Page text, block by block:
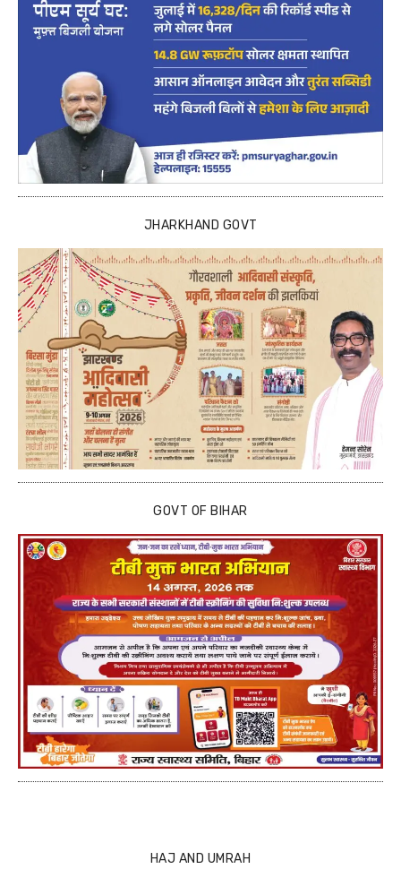
JHARKHAND GOVT
GOVT OF BIHAR
HAJ AND UMRAH